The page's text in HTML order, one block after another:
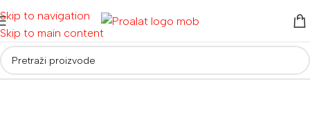
Skip to navigation
Skip to main content
Početna/ Akumulatorski alati